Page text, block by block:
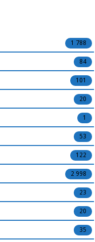
1 788
84
101
20
1
53
122
2 998
23
20
35